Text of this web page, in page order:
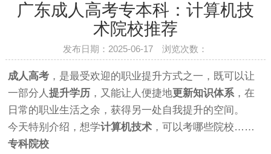
广东成人高考专本科：计算机技
术院校推荐
发布日期：2025-06-17 浏览次数：
成人高考 ，是最受欢迎的职业提升方式之一，既可以让
一部分人提升学历 ，又能让人便捷地更新知识体系，在
日常的职业生活之余，获得另一处自我提升的空间。
今天特别介绍，想学计算机技术 ，可以考哪些院校……
专科院校